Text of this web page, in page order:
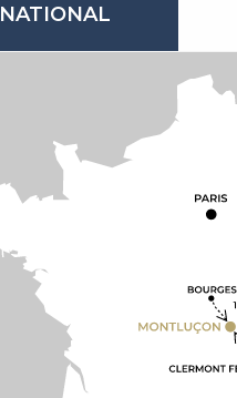
NATIONAL